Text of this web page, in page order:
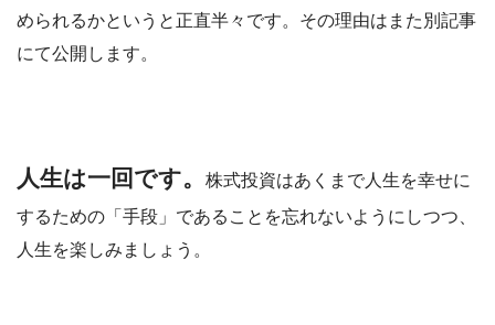
められるかというと正直半々です。その理由はまた別記事
にて公開します。
人生は一回です。
株式投資はあくまで人生を幸せに
するための「手段」であることを忘れないようにしつつ、
人生を楽しみましょう。